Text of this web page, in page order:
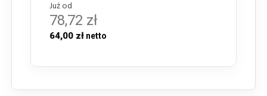
Już od
78,72 zł
64,00 zł